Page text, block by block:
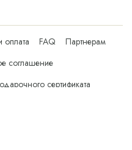
оплата FAQ
Партнерам
соглашение
сертификата